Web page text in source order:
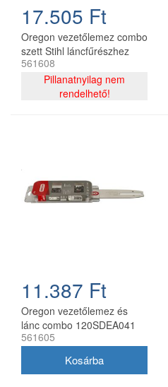
17.505 Ft
Oregon vezetőlemez combo
szett Stihl láncfűrészhez
325 - 1,6 mm 40 cm 67
szemes
561608
Pillanatnyilag nem
rendelhető!
11.387 Ft
Oregon vezetőlemez és
lánc combo 120SDEA041
30 cm 3/8 1,3 mm 2x
561605